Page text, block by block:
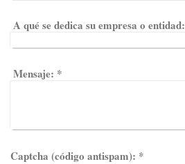
A qué se dedica su empresa o entidad:
Mensaje: *
Captcha (código antispam): *